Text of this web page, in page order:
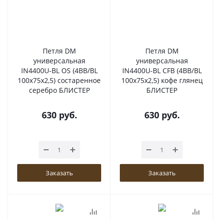
Петля DM
универсальная
IN4400U-BL OS (4BB/BL
100x75x2,5) состаренное
серебро БЛИСТЕР
630 руб.
Заказать
Петля DM
универсальная
IN4400U-BL CFB (4BB/BL
100x75x2,5) кофе глянец
БЛИСТЕР
630 руб.
Заказать